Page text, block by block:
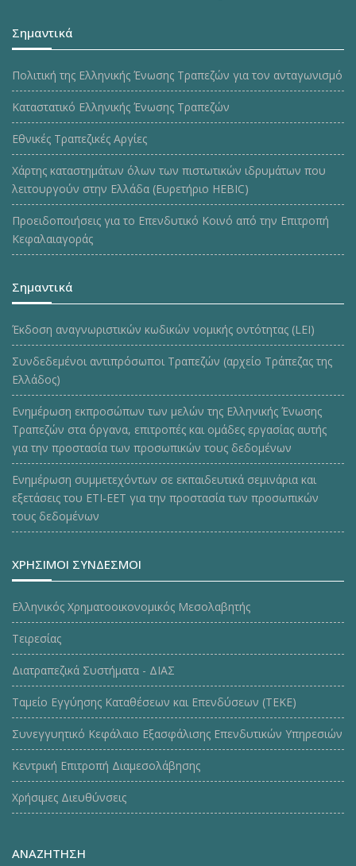
Σημαντικά
Πολιτική της Ελληνικής Ένωσης Τραπεζών για τον ανταγωνισμό
Καταστατικό Ελληνικής Ένωσης Τραπεζών
Εθνικές Τραπεζικές Αργίες
Χάρτης καταστημάτων όλων των πιστωτικών ιδρυμάτων που
λειτουργούν στην Ελλάδα (Ευρετήριο HEBIC)
Προειδοποιήσεις για το Επενδυτικό Κοινό από την Επιτροπή
Κεφαλαιαγοράς
Σημαντικά
Έκδοση αναγνωριστικών κωδικών νομικής οντότητας (LEI)
Συνδεδεμένοι αντιπρόσωποι Τραπεζών (αρχείο Τράπεζας της
Ελλάδος)
Ενημέρωση εκπροσώπων των μελών της Ελληνικής Ένωσης
Τραπεζών στα όργανα, επιτροπές και ομάδες εργασίας αυτής
για την προστασία των προσωπικών τους δεδομένων
Ενημέρωση συμμετεχόντων σε εκπαιδευτικά σεμινάρια και
εξετάσεις του ΕΤΙ-ΕΕΤ για την προστασία των προσωπικών
τους δεδομένων
ΧΡΗΣΙΜΟΙ ΣΥΝΔΕΣΜΟΙ
Ελληνικός Χρηματοοικονομικός Μεσολαβητής
Τειρεσίας
Διατραπεζικά Συστήματα - ΔΙΑΣ
Ταμείο Εγγύησης Καταθέσεων και Επενδύσεων (ΤΕΚE)
Συνεγγυητικό Κεφάλαιο Εξασφάλισης Επενδυτικών Υπηρεσιών
Κεντρική Επιτροπή Διαμεσολάβησης
Χρήσιμες Διευθύνσεις
ΑΝΑΖΗΤΗΣΗ